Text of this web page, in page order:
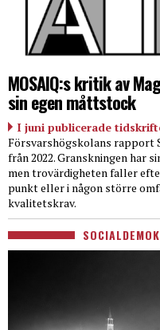
MOSAIQ:s kritik av
sin egen måttstock
I juni publicerade
Försvarshögskolans rapport
från 2022. Granskningen har
men trovärdigheten faller
punkt eller i någon större
kvalitetskrav.